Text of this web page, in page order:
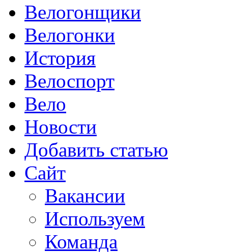
Велогонщики
Велогонки
История
Велоспорт
Вело
Новости
Добавить статью
Сайт
Вакансии
Используем
Команда